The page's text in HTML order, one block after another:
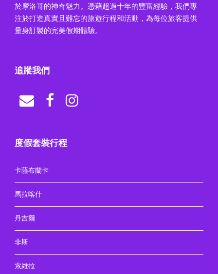
於摩洛哥的神奇魅力。憑藉超過十年的豐富經驗，我們專
注於打造真實且難忘的旅遊行程和活動，為每位旅客提供
量身訂製的完美假期體驗。
追蹤我們
度假套裝行程
卡薩布蘭卡
馬拉喀什
丹吉爾
非斯
索維拉